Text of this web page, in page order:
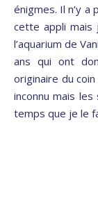
énigmes. Il n’y a
cette appli mais
l’aquarium de
ans qui ont
originaire du coin
inconnu mais
temps que je le